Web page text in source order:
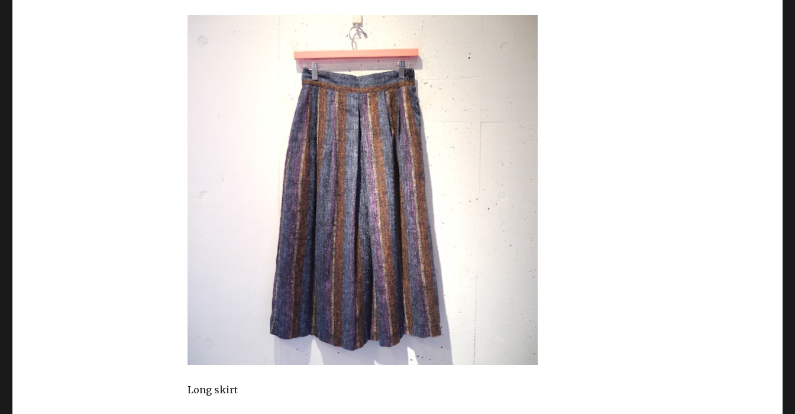
Long skirt